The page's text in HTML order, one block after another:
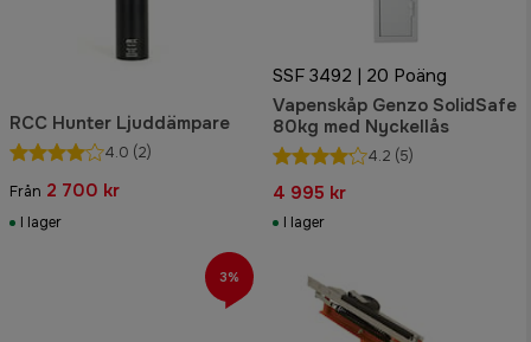
RCC Hunter Ljuddämpare
4.0 (2)
Från 2 700 kr
I lager
SSF 3492 | 20 Poäng
Vapenskåp Genzo SolidSafe
80kg med Nyckellås
4.2 (5)
4 995 kr
I lager
3%